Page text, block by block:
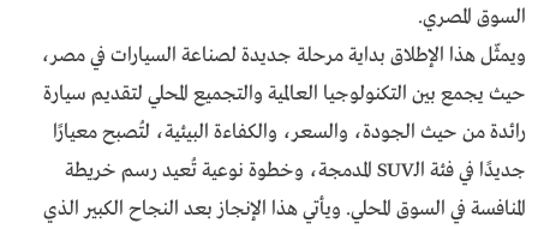
السوق المصري.
ويمثّل هذا الإطلاق بداية مرحلة جديدة لصناعة السيارات في مصر،
حيث يجمع بين التكنولوجيا العالمية والتجميع المحلي لتقديم سيارة
رائدة من حيث الجودة، والسعر، والكفاءة البيئية، لتُصبح معيارًا
جديدًا في فئة الـSUV المدمجة، وخطوة نوعية تُعيد رسم خريطة
المنافسة في السوق المحلي. ويأتي هذا الإنجاز بعد النجاح الكبير الذي